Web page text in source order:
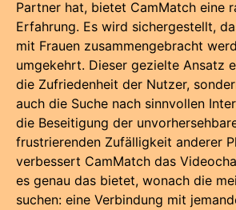
Partner hat, bietet CamMatch eine
Erfahrung. Es wird sichergestellt,
mit Frauen zusammengebracht
umgekehrt. Dieser gezielte Ansatz
die Zufriedenheit der Nutzer,
auch die Suche nach sinnvollen
die Beseitigung der
frustrierenden Zufälligkeit anderer
verbessert CamMatch das
es genau das bietet, wonach die
suchen: eine Verbindung mit